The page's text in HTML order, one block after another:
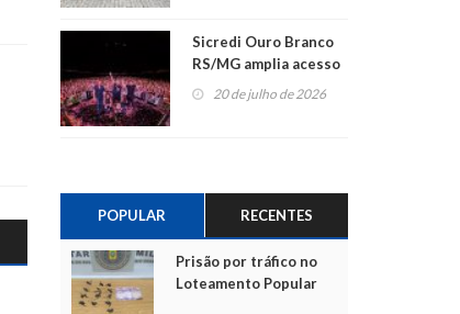
Sicredi Ouro Branco
RS/MG amplia acesso
ao show dos 45 anos
para mais associados
20 de julho de 2026
POPULAR RECENTES
Prisão por tráfico no
Loteamento Popular